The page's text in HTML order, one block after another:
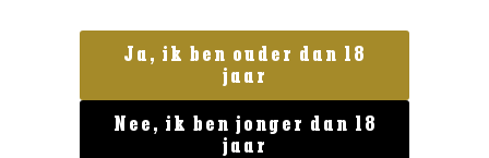
Italië
Farina Appassilento Rosso
Ja, ik ben ouder dan 18
jaar
Nee, ik ben jonger dan 18
jaar